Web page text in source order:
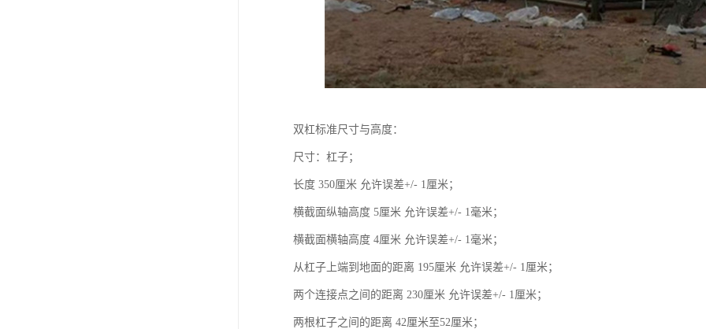
双杠标准尺寸与高度：
尺寸：杠子；
长度 350厘米 允许误差+/- 1厘米；
横截面纵轴高度 5厘米 允许误差+/- 1毫米；
横截面横轴高度 4厘米 允许误差+/- 1毫米；
从杠子上端到地面的距离 195厘米 允许误差+/- 1厘米；
两个连接点之间的距离 230厘米 允许误差+/- 1厘米；
两根杠子之间的距离 42厘米至52厘米；